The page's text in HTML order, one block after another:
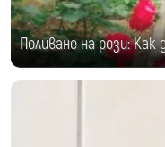
Поливане на рози: Как